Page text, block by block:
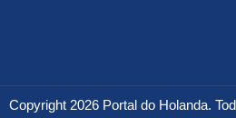
Copyright 2026 Portal do Holanda.